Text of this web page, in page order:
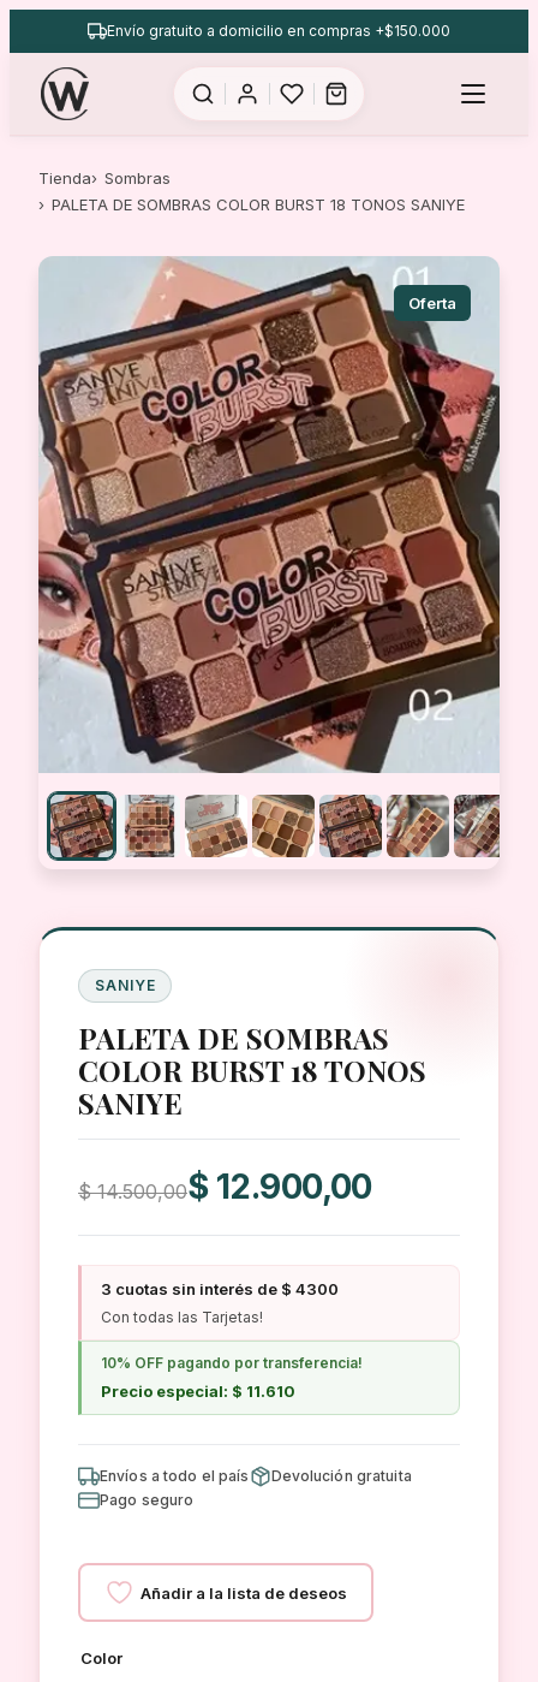
al
contenido
Envío gratuito a domicilio en compras +$150.000
Tienda
Sombras
PALETA DE SOMBRAS COLOR BURST 18 TONOS SANIYE
Oferta
SANIYE
PALETA DE SOMBRAS
COLOR BURST 18 TONOS
SANIYE
$14.500,00
precio
original
era:
$12.900,00
precio
actual
es:
3 cuotas sin interés de $ 4300
Con todas las Tarjetas!
10% OFF pagando por transferencia!
Precio especial: $ 11.610
Envíos a todo el país
Devolución gratuita
Pago seguro
Añadir a la lista de deseos
Color